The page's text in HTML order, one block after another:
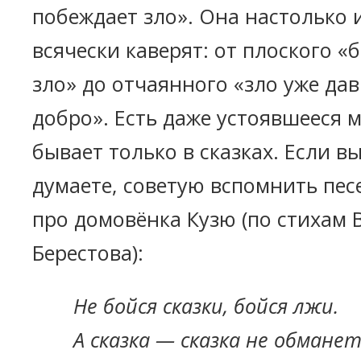
побеждает зло». Она настолько
всячески каверят: от плоского
зло» до отчаянного «зло уже
добро». Есть даже устоявшееся
бывает только в сказках. Если
думаете, советую вспомнить
про домовёнка Кузю (по стихам
Берестова):
Не бойся сказки, бойся лжи.
А сказка — сказка не